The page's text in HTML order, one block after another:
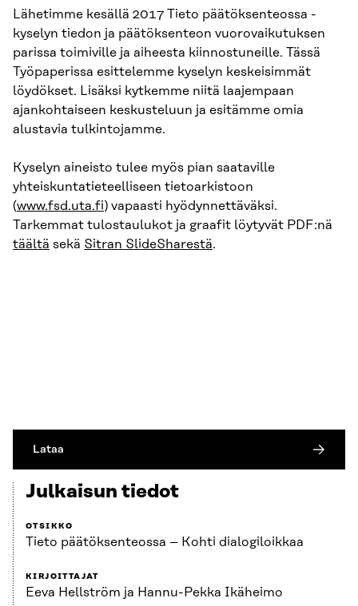
Lähetimme kesällä 2017 Tieto päätöksenteossa -
kyselyn tiedon ja päätöksenteon vuorovaikutuksen
parissa toimiville ja aiheesta kiinnostuneille. Tässä
Työpaperissa esittelemme kyselyn keskeisimmät
löydökset. Lisäksi kytkemme niitä laajempaan
ajankohtaiseen keskusteluun ja esitämme omia
alustavia tulkintojamme.
Kyselyn aineisto tulee myös pian saataville
yhteiskuntatieteelliseen tietoarkistoon
(www.fsd.uta.fi) vapaasti hyödynnettäväksi.
Tarkemmat tulostaulukot ja graafit löytyvät PDF:nä
täältä sekä Sitran SlideSharestä.
Lataa
Julkaisun tiedot
OTSIKKO
Tieto päätöksenteossa – Kohti dialogiloikkaa
KIRJOITTAJAT
Eeva Hellström ja Hannu-Pekka Ikäheimo